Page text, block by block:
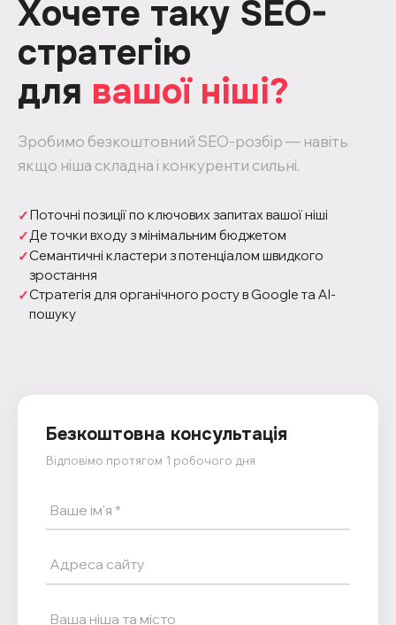
Хочете таку SEO-
стратегію
для вашої ніші?
Зробимо безкоштовний SEO-розбір — навіть
якщо ніша складна і конкуренти сильні.
Поточні позиції по ключових запитах вашої ніші
Де точки входу з мінімальним бюджетом
Семантичні кластери з потенціалом швидкого
зростання
Стратегія для органічного росту в Google та AI-
пошуку
Безкоштовна консультація
Відповімо протягом 1 робочого дня